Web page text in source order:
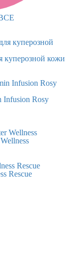
куперозной кожи
Rosy
Rescue